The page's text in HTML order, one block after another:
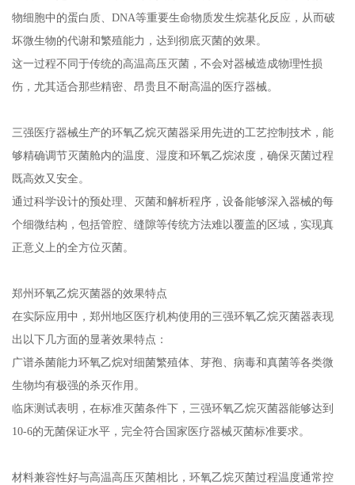
物细胞中的蛋白质、DNA等重要生命物质发生烷基化反应，从而破
坏微生物的代谢和繁殖能力，达到彻底灭菌的效果。
这一过程不同于传统的高温高压灭菌，不会对器械造成物理性损
伤，尤其适合那些精密、昂贵且不耐高温的医疗器械。
三强医疗器械生产的环氧乙烷灭菌器采用先进的工艺控制技术，能
够精确调节灭菌舱内的温度、湿度和环氧乙烷浓度，确保灭菌过程
既高效又安全。
通过科学设计的预处理、灭菌和解析程序，设备能够深入器械的每
个细微结构，包括管腔、缝隙等传统方法难以覆盖的区域，实现真
正意义上的全方位灭菌。
郑州环氧乙烷灭菌器的效果特点
在实际应用中，郑州地区医疗机构使用的三强环氧乙烷灭菌器表现
出以下几方面的显著效果特点：
广谱杀菌能力环氧乙烷对细菌繁殖体、芽孢、病毒和真菌等各类微
生物均有极强的杀灭作用。
临床测试表明，在标准灭菌条件下，三强环氧乙烷灭菌器能够达到
10-6的无菌保证水平，完全符合国家医疗器械灭菌标准要求。
材料兼容性好与高温高压灭菌相比，环氧乙烷灭菌过程温度通常控